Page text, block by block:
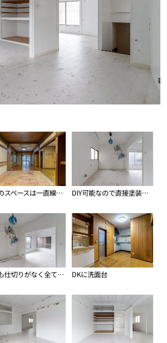
一階のスペースは一直線につながる形 DIY可能なので直接塗装も可能
二階も仕切りがなく全て繋がっている空間 DKに洗面台